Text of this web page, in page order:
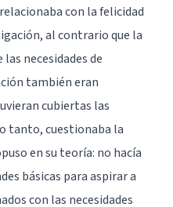
con la felicidad
al contrario que la
necesidades de
también eran
cubiertas las
tanto, cuestionaba la
en su teoría: no hacía
básicas para aspirar a
con las necesidades